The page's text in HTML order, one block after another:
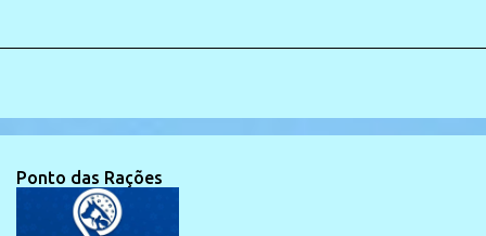
Ponto das Rações